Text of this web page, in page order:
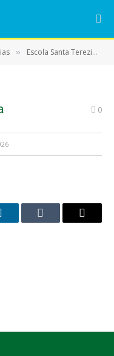
» Escola Santa Terezinha no PA Santa Maria passa por reforma e ampliação em Eldorado do Carajás
0
Tumblr
E-